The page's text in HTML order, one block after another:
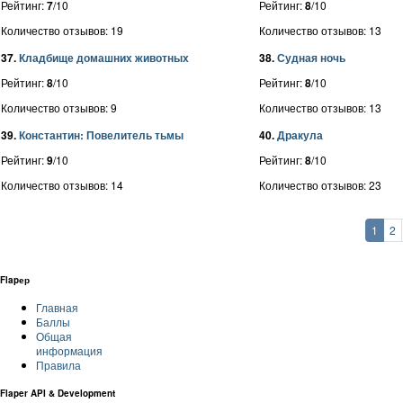
Рейтинг:7/10
Количество отзывов: 19
Рейтинг:8/10
Количество отзывов: 13
37.Кладбище домашних животных
Рейтинг:8/10
Количество отзывов: 9
38.Судная ночь
Рейтинг:8/10
Количество отзывов: 13
39.Константин: Повелитель тьмы
Рейтинг:9/10
Количество отзывов: 14
40.Дракула
Рейтинг:8/10
Количество отзывов: 23
1 2
Flapер
Главная
Баллы
Общая
информация
Правила
Flaper API & Development